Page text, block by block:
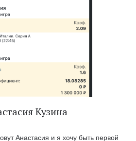
Кузина
Анастасия и я хочу быть первой